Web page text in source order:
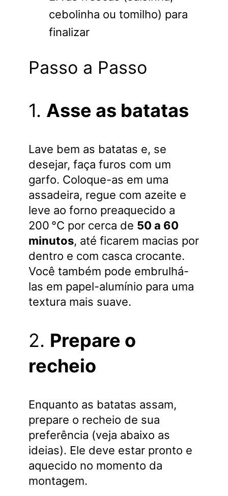
cebolinha ou tomilho) para
finalizar
Passo a Passo
1. Asse as batatas
Lave bem as batatas e, se
desejar, faça furos com um
garfo. Coloque-as em uma
assadeira, regue com azeite e
leve ao forno preaquecido a
200 °C por cerca de 50 a 60
minutos, até ficarem macias por
dentro e com casca crocante.
Você também pode embrulhá-
las em papel-alumínio para uma
textura mais suave.
2. Prepare o
recheio
Enquanto as batatas assam,
prepare o recheio de sua
preferência (veja abaixo as
ideias). Ele deve estar pronto e
aquecido no momento da
montagem.